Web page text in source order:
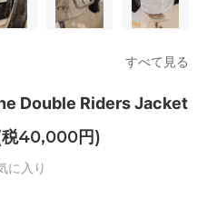
すべて見る
Double Riders Jacket
40,000円)
に入り